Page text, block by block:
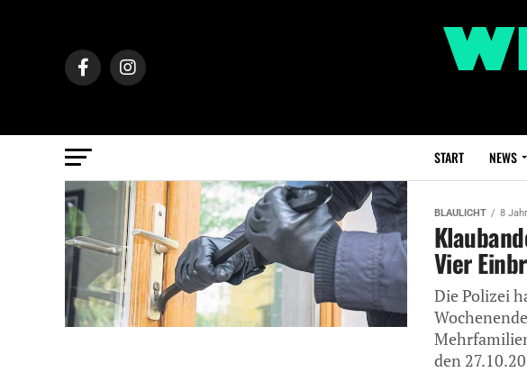
START NEWS
BLAULICHT 8
Vier
Die Polizei
den